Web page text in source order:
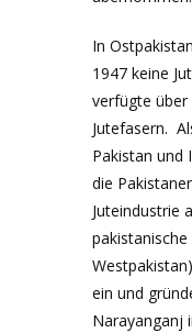
In
1947 keine
verfügte über
Jutefasern.
Pakistan und
die
Juteindustrie
ein und
Narayanganj